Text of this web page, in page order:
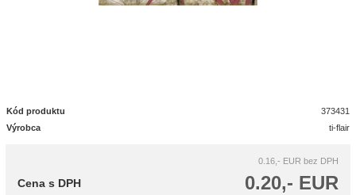
Kód produktu
373431
Výrobca
ti-flair
0.16,- EUR bez DPH
0.20,- EUR
Cena s DPH